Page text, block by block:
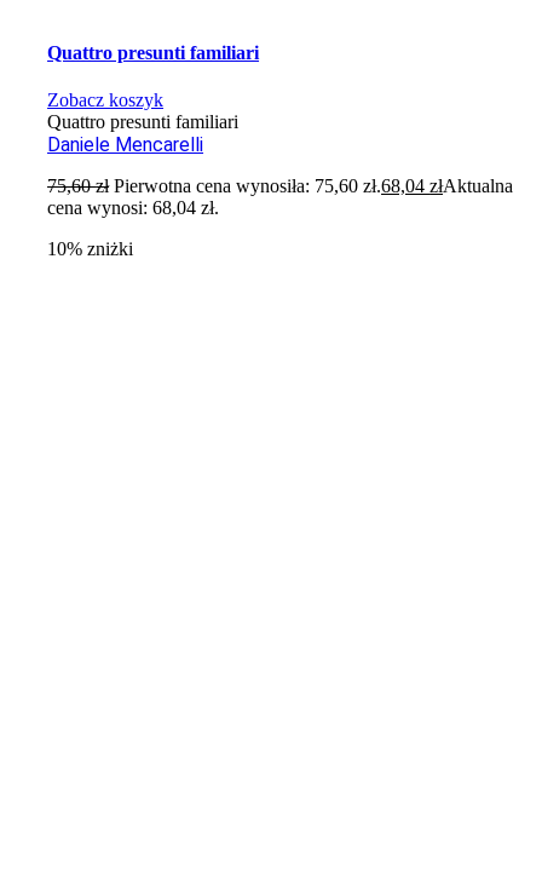
Quattro presunti familiari
Zobacz koszyk
Quattro presunti familiari
Daniele Mencarelli
75,60zł Pierwotna cena wynosiła: 75,60 zł.68,04złAktualna
cena wynosi: 68,04 zł.
10% zniżki